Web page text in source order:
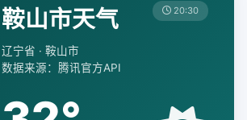
鞍山市天气
辽宁省 · 鞍山市
数据来源：腾讯官方API
20:30